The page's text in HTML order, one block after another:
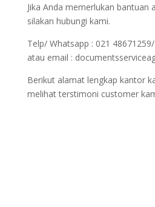
Jika Anda memerlukan bantuan
silakan hubungi kami.
Telp/ Whatsapp : 021
atau email :
Berikut alamat lengkap kantor
melihat terstimoni customer